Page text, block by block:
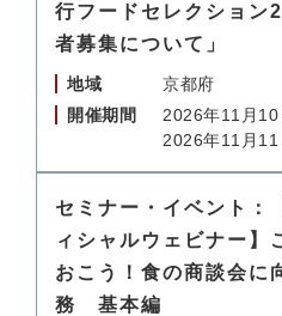
行フードセレクション
者募集について」
地域
京都府
開催期間
2026年11月10
2026年11月11
セミナー・イベント：
ィシャルウェビナー】
おこう！食の商談会に
務 基本編